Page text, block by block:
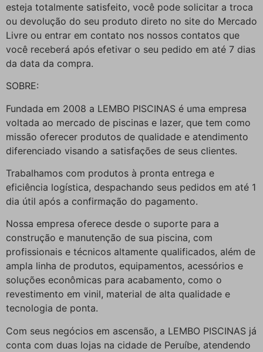
esteja totalmente satisfeito, você pode solicitar a troca
ou devolução do seu produto direto no site do Mercado
Livre ou entrar em contato nos nossos contatos que
você receberá após efetivar o seu pedido em até 7 dias
da data da compra.
SOBRE:
Fundada em 2008 a LEMBO PISCINAS é uma empresa
voltada ao mercado de piscinas e lazer, que tem como
missão oferecer produtos de qualidade e atendimento
diferenciado visando a satisfações de seus clientes.
Trabalhamos com produtos à pronta entrega e
eficiência logística, despachando seus pedidos em até 1
dia útil após a confirmação do pagamento.
Nossa empresa oferece desde o suporte para a
construção e manutenção de sua piscina, com
profissionais e técnicos altamente qualificados, além de
ampla linha de produtos, equipamentos, acessórios e
soluções econômicas para acabamento, como o
revestimento em vinil, material de alta qualidade e
tecnologia de ponta.
Com seus negócios em ascensão, a LEMBO PISCINAS já
conta com duas lojas na cidade de Peruíbe, atendendo